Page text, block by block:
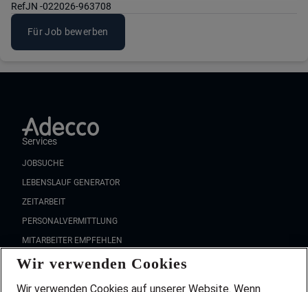
RefJN -022026-963708
Für Job bewerben
Services
JOBSUCHE
LEBENSLAUF GENERATOR
ZEITARBEIT
PERSONALVERMITTLUNG
MITARBEITER EMPFEHLEN
FAQ
Wir stellen ein!
Wir verwenden Cookies
Wir verwenden Cookies auf unserer Website. Wenn